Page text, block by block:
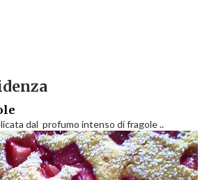
dal profumo intenso di fragole ..